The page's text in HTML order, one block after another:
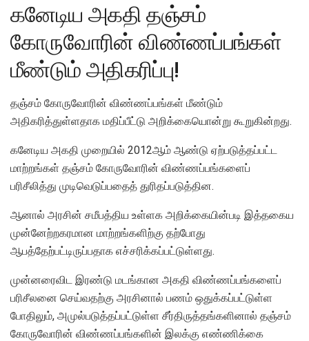
கனேடிய அகதி தஞ்சம்
கோருவோரின் விண்ணப்பங்கள்
மீண்டும் அதிகரிப்பு!
தஞ்சம் கோருவோரின் விண்ணப்பங்கள் மீண்டும்
அதிகரித்துள்ளதாக மதிப்பீட்டு அறிக்கையொன்று கூறுகின்றது.
கனேடிய அகதி முறையில் 2012ஆம் ஆண்டு ஏற்படுத்தப்பட்ட
மாற்றங்கள் தஞ்சம் கோருவோரின் விண்ணப்பங்களைப்
பரிசீலித்து முடிவெடுப்பதைத் துரிதப்படுத்தின.
ஆனால் அரசின் சமீபத்திய உள்ளக அறிக்கையின்படி இத்தகைய
முன்னேற்றகரமான மாற்றங்களிற்கு தற்போது
ஆபத்தேற்பட்டிருப்பதாக எச்சரிக்கப்பட்டுள்ளது.
முன்னரைவிட இரண்டு மடங்கான அகதி விண்ணப்பங்களைப்
பரிசீலனை செய்வதற்கு அரசினால் பணம் ஒதுக்கப்பட்டுள்ள
போதிலும், அமுல்படுத்தப்பட்டுள்ள சீர்திருத்தங்களினால் தஞ்சம்
கோருவோரின் விண்ணப்பங்களின் இலக்கு எண்ணிக்கை